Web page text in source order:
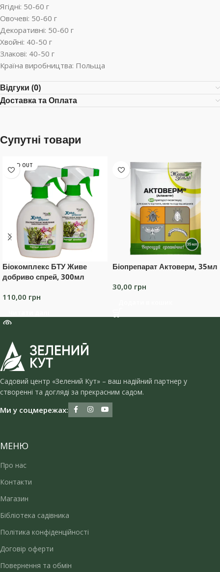
Ягідні: 50-60 г
Овочеві: 50-60 г
Декоративні: 50-60 г
Хвойні: 40-50 г
Злакові: 40-50 г
Країна виробництва: Польща
Відгуки (0)
Доставка та Оплата
Супутні товари
SOLD OUT
Біокомплекс БТУ Живе
добриво спрей, 300мл
110,00 грн
Біопрепарат Актоверм, 35мл
30,00 грн
Садовий центр «Зелений Кут» – ваш надійний партнер у
створенні та догляді за прекрасним садом.
Ми у соцмережах:
МЕНЮ
Про нас
Контакти
Магазин
Бібліотека садівника
Політика конфіденційності
Договір оферти
Повернення та обмін